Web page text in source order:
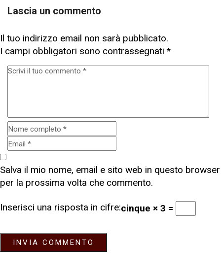
Lascia un commento
Il tuo indirizzo email non sarà pubblicato.
I campi obbligatori sono contrassegnati *
Salva il mio nome, email e sito web in questo browser
per la prossima volta che commento.
Inserisci una risposta in cifre:cinque × 3 =